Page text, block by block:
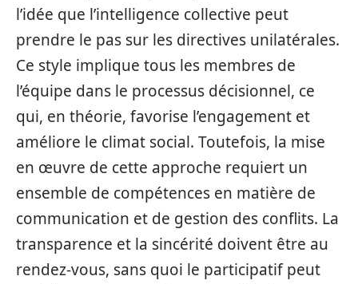
l’idée que l’intelligence collective peut
prendre le pas sur les directives unilatérales.
Ce style implique tous les membres de
l’équipe dans le processus décisionnel, ce
qui, en théorie, favorise l’engagement et
améliore le climat social. Toutefois, la mise
en œuvre de cette approche requiert un
ensemble de compétences en matière de
communication et de gestion des conflits. La
transparence et la sincérité doivent être au
rendez-vous, sans quoi le participatif peut